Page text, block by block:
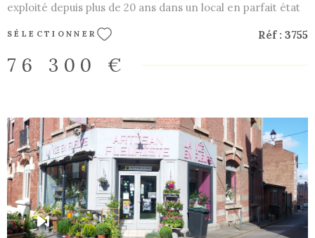
exploité depuis plus de 20 ans dans un local en parfait état
en bien être ou beauté. Loyer mensuel : 800 € / mois Les
sont disponibles sur le site Géorisques :
auxquels ce bien est exposé sont disponibles sur le site
Géorisques
SÉLECTIONNER Réf : 3755
76 300 €
VOIR LE BIEN